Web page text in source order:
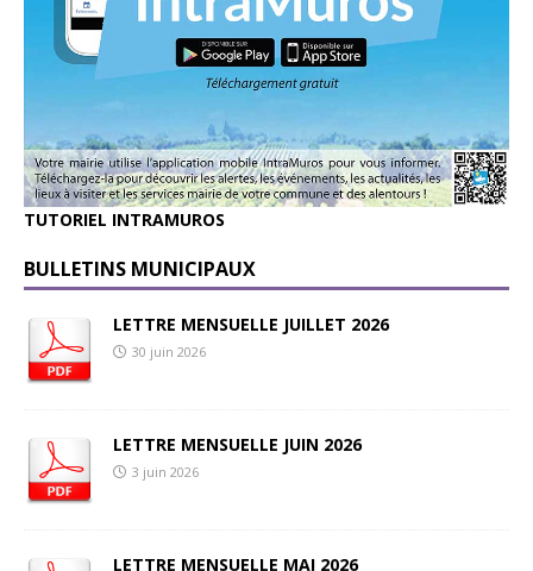
TUTORIEL INTRAMUROS
BULLETINS MUNICIPAUX
LETTRE MENSUELLE JUILLET 2026
30 juin 2026
LETTRE MENSUELLE JUIN 2026
3 juin 2026
LETTRE MENSUELLE MAI 2026